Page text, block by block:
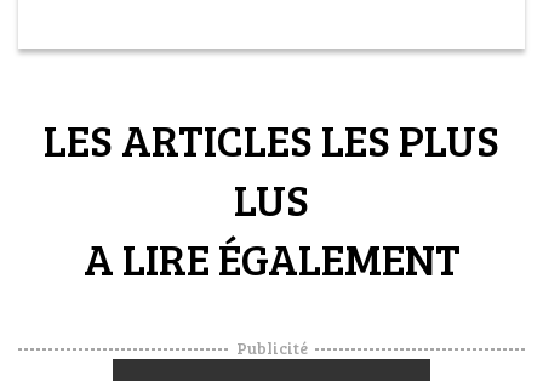
LES ARTICLES LES PLUS
LUS
A LIRE ÉGALEMENT
Publicité